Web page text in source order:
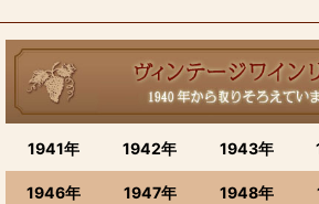
1941年 1942年 1943年
1946年 1947年 1948年